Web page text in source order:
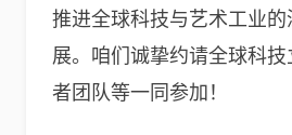
推进全球科技与艺术工业
展。咱们诚挚约请全球科
者团队等一同参加！